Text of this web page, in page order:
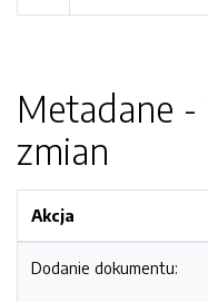
Metadane
zmian
Akcja
Dodanie dokumentu: